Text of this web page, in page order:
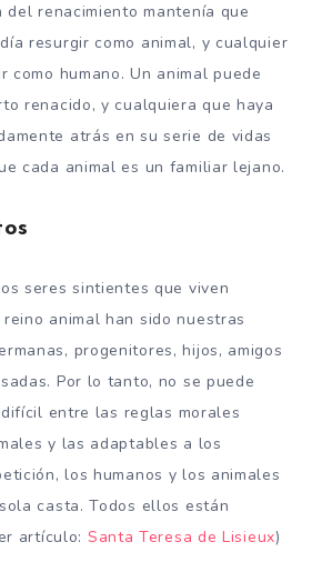
del renacimiento mantenía que
resurgir como animal, y cualquier
como humano. Un animal puede
renacido, y cualquiera que haya
atrás en su serie de vidas
cada animal es un familiar lejano.
seres sintientes que viven
animal han sido nuestras
progenitores, hijos, amigos
Por lo tanto, no se puede
entre las reglas morales
y las adaptables a los
los humanos y los animales
casta. Todos ellos están
artículo: Santa Teresa de Lisieux)